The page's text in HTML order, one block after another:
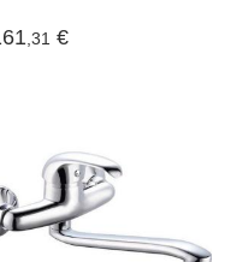
-
- 32449-001
,31 €